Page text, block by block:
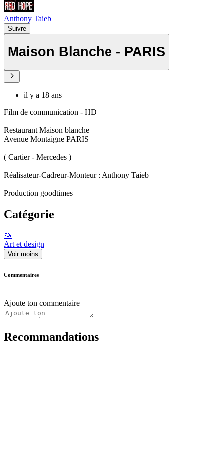
Anthony Taieb
Suivre
Maison Blanche - PARIS
il y a 18 ans
Film de communication - HD
Restaurant Maison blanche
Avenue Montaigne PARIS
( Cartier - Mercedes )
Réalisateur-Cadreur-Monteur : Anthony Taieb
Production goodtimes
Catégorie
🦄
Art et design
Voir moins
Commentaires
Ajoute ton commentaire
Recommandations